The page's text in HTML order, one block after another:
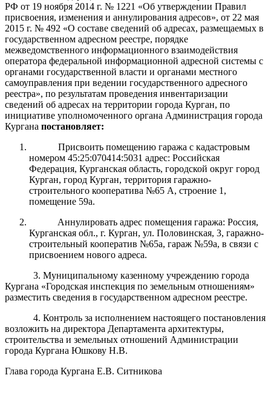
РФ от 19 ноября 2014 г. № 1221 «Об утверждении Правил
присвоения, изменения и аннулирования адресов», от 22 мая
2015 г. № 492 «О составе сведений об адресах, размещаемых в
государственном адресном реестре, порядке
межведомственного информационного взаимодействия
оператора федеральной информационной адресной системы с
органами государственной власти и органами местного
самоуправления при ведении государственного адресного
реестра», по результатам проведения инвентаризации
сведений об адресах на территории города Курган, по
инициативе уполномоченного органа Администрация города
Кургана постановляет:
Присвоить помещению гаража с кадастровым
номером 45:25:070414:5031 адрес: Российская
Федерация, Курганская область, городской округ город
Курган, город Курган, территория гаражно-
строительного кооператива №65 А, строение 1,
помещение 59а.
Аннулировать адреспомещения гаража: Россия,
Курганская обл., г. Курган, ул. Половинская, 3, гаражно-
строительный кооператив №65а, гараж №59а, в связи с
присвоением нового адреса.
3. Муниципальному казенному учреждению города
Кургана «Городская инспекция по земельным отношениям»
разместить сведения в государственном адресном реестре.
4. Контроль за исполнением настоящего постановления
возложить на директора Департамента архитектуры,
строительства и земельных отношений Администрации
города Кургана Юшкову Н.В.
Глава города Кургана Е.В. Ситникова